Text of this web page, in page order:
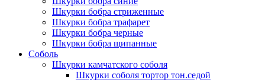
Шкурки бобра стриженные
Шкурки бобра трафарет
Шкурки бобра черные
Шкурки бобра щипанные
Соболь
Шкурки камчатского соболя
Шкурки соболя тортор тон.седой